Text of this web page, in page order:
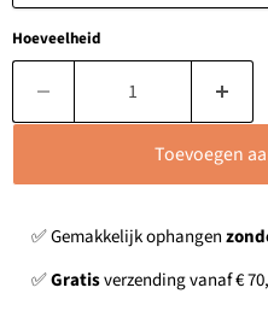
Hoeveelheid
Toevoegen
✅ Gemakkelijk ophangen
✅Gratisverzending vanaf €